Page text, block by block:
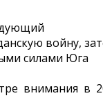
войну,
силами Юга
внимания в